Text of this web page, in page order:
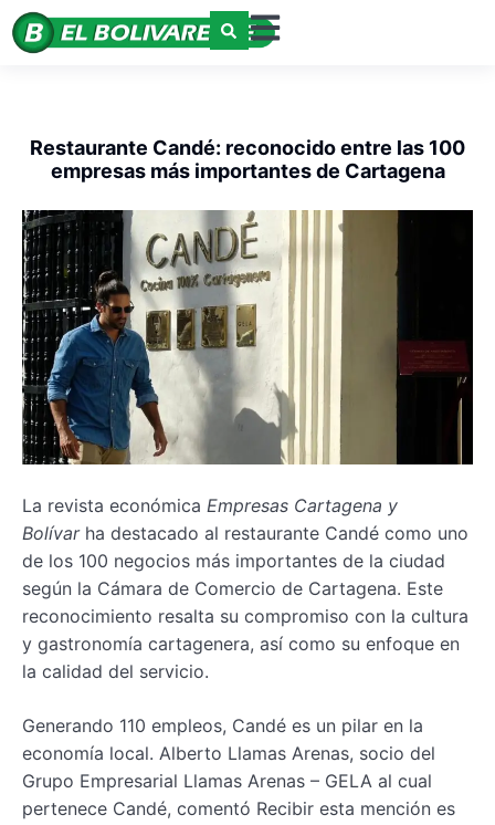
Restaurante Candé: reconocido entre las 100
empresas más importantes de Cartagena
La revista económica Empresas Cartagena y
Bolívarha destacado al restaurante Candé como uno
de los 100 negocios más importantes de la ciudad
según la Cámara de Comercio de Cartagena. Este
reconocimiento resalta su compromiso con la cultura
y gastronomía cartagenera, así como su enfoque en
la calidad del servicio.
Generando 110 empleos, Candé es un pilar en la
economía local. Alberto Llamas Arenas, socio del
Grupo Empresarial Llamas Arenas – GELA al cual
pertenece Candé, comentó Recibir esta mención es